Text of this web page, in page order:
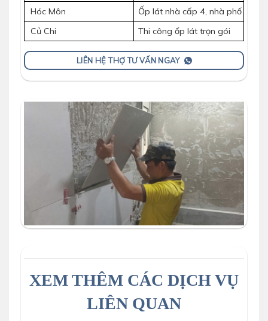
Hóc Môn
Ốp lát nhà cấp 4, nhà phố
Củ Chi
Thi công ốp lát trọn gói
LIÊN HỆ THỢ TƯ VẤN NGAY
XEM THÊM CÁC DỊCH VỤ
LIÊN QUAN